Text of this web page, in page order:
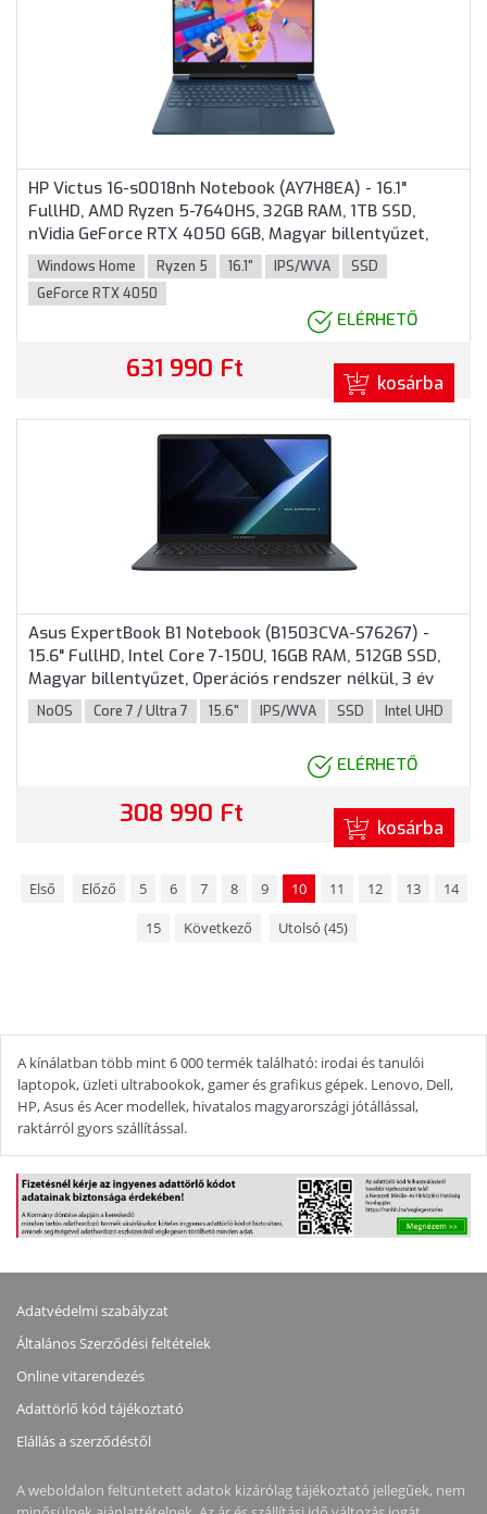
HP Victus 16-s0018nh Notebook (AY7H8EA) - 16.1"
FullHD, AMD Ryzen 5-7640HS, 32GB RAM, 1TB SSD,
nVidia GeForce RTX 4050 6GB, Magyar billentyűzet,
Windows 11 Home, 3 év garancia, Kék színben
Windows Home Ryzen 5 16.1" IPS/WVA
SSD
GeForce RTX 4050
ELÉRHETŐ
631 990 Ft kosárba
Asus ExpertBook B1 Notebook (B1503CVA-S76267) -
15.6" FullHD, Intel Core 7-150U, 16GB RAM, 512GB SSD,
Magyar billentyűzet, Operációs rendszer nélkül, 3 év
garancia, Szürke színben
NoOS Core 7 / Ultra 7 15.6" IPS/WVA SSD Intel UHD
ELÉRHETŐ
308 990 Ft kosárba
Első Előző 5 6 7 8 9 10 11 12 13
14
15
Következő Utolsó (45)
A kínálatban több mint 6 000 termék található: irodai és tanulói
laptopok, üzleti ultrabookok, gamer és grafikus gépek. Lenovo, Dell,
HP, Asus és Acer modellek, hivatalos magyarországi jótállással,
raktárról gyors szállítással.
Adatvédelmi szabályzat
Általános Szerződési feltételek
Online vitarendezés
Adattörlő kód tájékoztató
Elállás a szerződéstől
A weboldalon feltüntetett adatok kizárólag tájékoztató jellegűek, nem